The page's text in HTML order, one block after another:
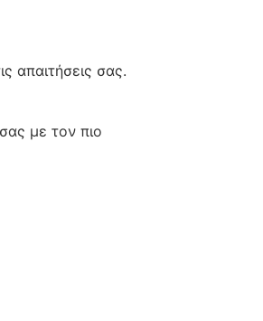
απαιτήσεις σας.
με τον πιο